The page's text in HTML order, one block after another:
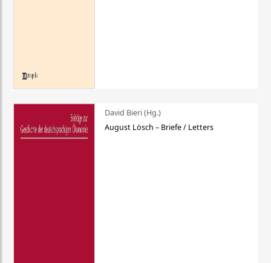
David Bieri (Hg.)
August Lösch – Briefe / Letters